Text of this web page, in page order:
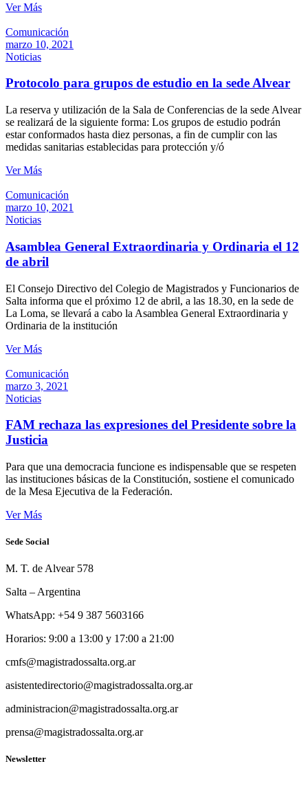
Ver Más
Comunicación
marzo 10, 2021
Noticias
Protocolo para grupos de estudio en la sede Alvear
La reserva y utilización de la Sala de Conferencias de la sede Alvear
se realizará de la siguiente forma: Los grupos de estudio podrán
estar conformados hasta diez personas, a fin de cumplir con las
medidas sanitarias establecidas para protección y/ó
Ver Más
Comunicación
marzo 10, 2021
Noticias
Asamblea General Extraordinaria y Ordinaria el 12
de abril
El Consejo Directivo del Colegio de Magistrados y Funcionarios de
Salta informa que el próximo 12 de abril, a las 18.30, en la sede de
La Loma, se llevará a cabo la Asamblea General Extraordinaria y
Ordinaria de la institución
Ver Más
Comunicación
marzo 3, 2021
Noticias
FAM rechaza las expresiones del Presidente sobre la
Justicia
Para que una democracia funcione es indispensable que se respeten
las instituciones básicas de la Constitución, sostiene el comunicado
de la Mesa Ejecutiva de la Federación.
Ver Más
Sede Social
M. T. de Alvear 578
Salta – Argentina
WhatsApp: +54 9 387 5603166
Horarios: 9:00 a 13:00 y 17:00 a 21:00
cmfs@magistradossalta.org.ar
asistentedirectorio@magistradossalta.org.ar
administracion@magistradossalta.org.ar
prensa@magistradossalta.org.ar
Newsletter